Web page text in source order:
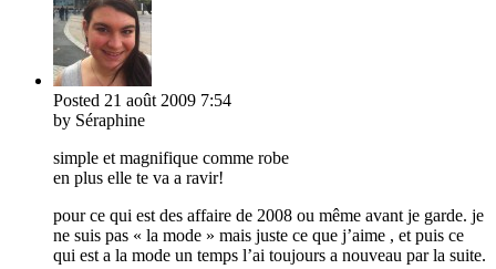
Posted 21 août 2009 7:54
by Séraphine
simple et magnifique comme robe
en plus elle te va a ravir!
pour ce qui est des affaire de 2008 ou même avant je garde. je
ne suis pas « la mode » mais juste ce que j’aime , et puis ce
qui est a la mode un temps l’ai toujours a nouveau par la suite.